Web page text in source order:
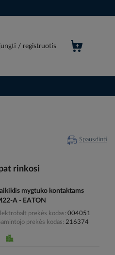
/ registruotis
Spausdinti
rinkosi
mygtuko kontaktams
A - EATON
prekės kodas 004051
prekės kodas 216374